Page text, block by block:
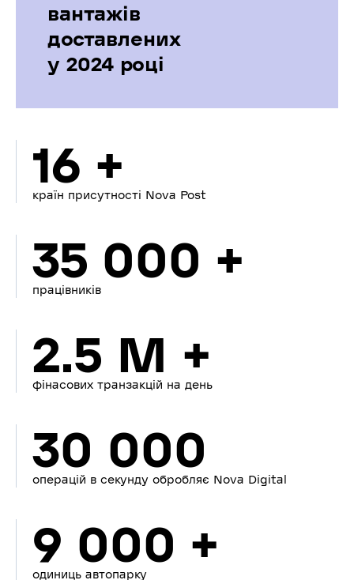
вантажів
доставлених
у 2024 році
16 +
країн присутності Nova Post
35 000 +
працівників
2.5 M +
фінасових транзакцій на день
30 000
операцій в секунду обробляє Nova Digital
9 000 +
одиниць автопарку